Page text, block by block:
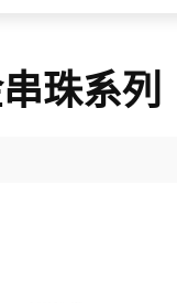
珠系列